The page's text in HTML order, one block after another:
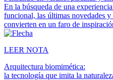
En la búsqueda de una
funcional, las últimas novedades
convierten en un faro de
LEER NOTA
Arquitectura biomimética:
la tecnología que imita la